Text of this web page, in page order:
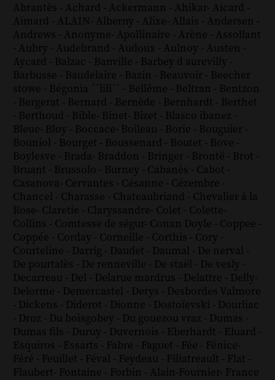
Abrantès - Achard - Ackermann - Ahikar- Aicard -
Aimard - ALAIN- Alberny - Alixe- Allais - Andersen -
Andrews - Anonyme- Apollinaire - Arène - Assollant
- Aubry - Audebrand - Audoux - Aulnoy - Austen -
Aycard - Balzac - Banville - Barbey d aurevilly -
Barbusse - Baudelaire - Bazin - Beauvoir - Beecher
stowe - Bégonia ´´lili´´ - Bellême - Beltran - Bentzon
- Bergerat - Bernard - Bernède - Bernhardt - Berthet
- Berthoud - Bible- Binet- Bizet - Blasco ibanez -
Bleue- Bloy - Boccace- Boileau - Borie - Bouguier -
Bouniol - Bourget - Boussenard - Boutet - Bove -
Boylesve - Brada- Braddon - Bringer - Brontë - Brot -
Bruant - Brussolo - Burney - Cabanès - Cabot -
Casanova- Cervantes - Césanne - Cézembre -
Chancel - Charasse - Chateaubriand - Chevalier à la
Rose- Claretie - Claryssandre- Colet - Colette-
Collins - Comtesse de ségur- Conan Doyle - Coppee -
Coppée - Corday - Corneille - Corthis - Cory -
Courteline - Darrig - Daudet - Daumal - De nerval -
De pourtalès - De renneville - De staël - De vesly -
Decarreau - Del - Delarue mardrus - Delattre - Delly-
Delorme - Demercastel - Derys - Desbordes Valmore
- Dickens - Diderot - Dionne - Dostoïevski - Dourliac
- Droz - Du boisgobey - Du gouezou vraz - Dumas -
Dumas fils - Duruy - Duvernois - Eberhardt - Eluard -
Esquiros - Essarts - Fabre - Faguet - Fée - Fénice-
Féré - Feuillet - Féval - Feydeau - Filiatreault - Flat -
Flaubert- Fontaine - Forbin - Alain-Fournier- France